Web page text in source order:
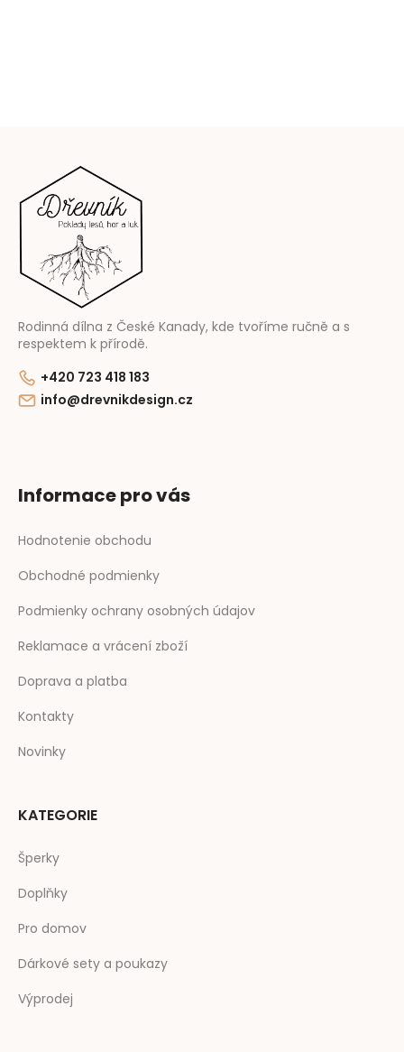
Rodinná dílna z České Kanady, kde tvoříme ručně a s
respektem k přírodě.
+420 723 418 183
info@drevnikdesign.cz
Informace pro vás
Hodnotenie obchodu
Obchodné podmienky
Podmienky ochrany osobných údajov
Reklamace a vrácení zboží
Doprava a platba
Kontakty
Novinky
KATEGORIE
Šperky
Doplňky
Pro domov
Dárkové sety a poukazy
Výprodej